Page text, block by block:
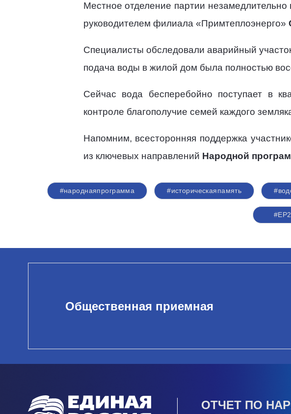
Местное отделение партии
руководителем филиала «Примтеплоэнерго»
Специалисты обследовали аварийный
подача воды в жилой дом была полностью
Сейчас вода бесперебойно поступает в
контроле благополучие семей каждого
Напомним, всесторонняя поддержка
из ключевых направлений Народной
#народнаяпрограмма #историческаяпамять
Общественная приемная
ОТЧЕТ ПО